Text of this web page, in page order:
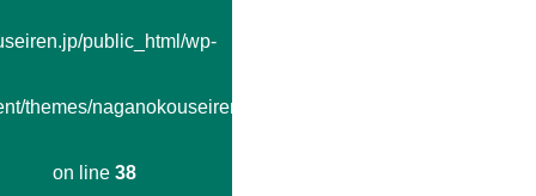
public_html/wp-
themes/naganokouseiren/single.php
on line 38